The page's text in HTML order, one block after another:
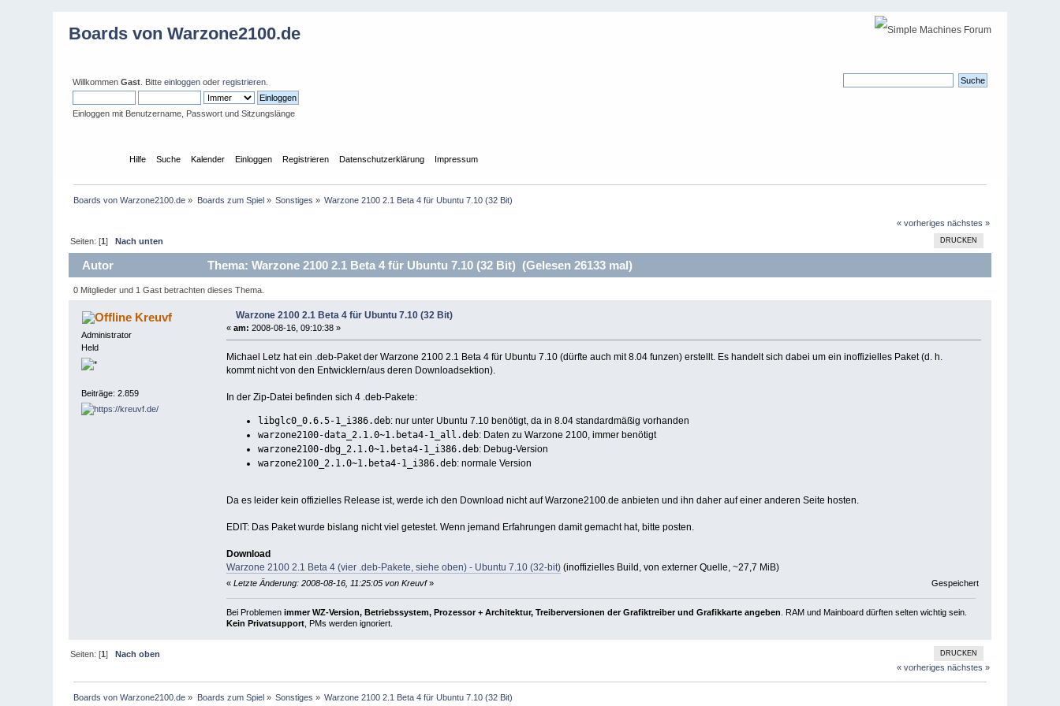
Boards von Warzone2100.de
WillkommenGast . Bitteeinloggen oderregistrieren
Einloggen mit Benutzername, Passwort und Sitzungslänge
Hilfe Suche Kalender Einloggen Registrieren Datenschutzerklärung Impressum
Boards von Warzone2100.de » Boards zum Spiel» Sonstiges » Warzone 2100 2.1 Beta 4 für Ubuntu 7.10 (32 Bit)
« vorheriges nächstes »
DRUCKEN
Seiten: [1]Nach unten
Autor Thema: Warzone 2100 2.1 Beta 4 für Ubuntu 7.10 (32 Bit) (Gelesen 26133 mal)
0 Mitglieder und 1 Gast betrachten dieses Thema.
Kreuvf
Administrator
Held
Beiträge: 2.859
Warzone 2100 2.1 Beta 4 für Ubuntu 7.10 (32 Bit)
« am: 2008-08-16, 09:10:38 »
Michael Letz hat ein .deb-Paket der Warzone 2100 2.1 Beta 4 für Ubuntu 7.10 (dürfte auch mit 8.04 funzen) erstellt. Es handelt sich dabei um ein inoffizielles Paket (d. h.
kommt nicht von den Entwicklern/aus deren Downloadsektion).
In der Zip-Datei befinden sich 4 .deb-Pakete:
libglc0_0.6.5-1_i386.deb: nur unter Ubuntu 7.10 benötigt, da in 8.04 standardmäßig vorhanden
warzone2100-data_2.1.0~1.beta4-1_all.deb: Daten zu Warzone 2100, immer benötigt
warzone2100-dbg_2.1.0~1.beta4-1_i386.deb: Debug-Version
warzone2100_2.1.0~1.beta4-1_i386.deb: normale Version
Da es leider kein offizielles Release ist, werde ich den Download nicht auf Warzone2100.de anbieten und ihn daher auf einer anderen Seite hosten.
EDIT: Das Paket wurde bislang nicht viel getestet. Wenn jemand Erfahrungen damit gemacht hat, bitte posten.
Download
Warzone 2100 2.1 Beta 4 (vier .deb-Pakete, siehe oben) - Ubuntu 7.10 (32-bit)(inoffizielles Build, von externer Quelle, ~27,7 MiB)
« Letzte Änderung: 2008-08-16, 11:25:05 von Kreuvf» Gespeichert
Bei Problemen immer WZ-Version, Betriebssystem, Prozessor + Architektur, Treiberversionen der Grafiktreiber und Grafikkarte angeben . RAM und Mainboard dürften selten wichtig sein.
Kein Privatsupport, PMs werden ignoriert.
DRUCKEN
Seiten: [1]Nach oben
« vorheriges nächstes »
Boards von Warzone2100.de » Boards zum Spiel» Sonstiges » Warzone 2100 2.1 Beta 4 für Ubuntu 7.10 (32 Bit)